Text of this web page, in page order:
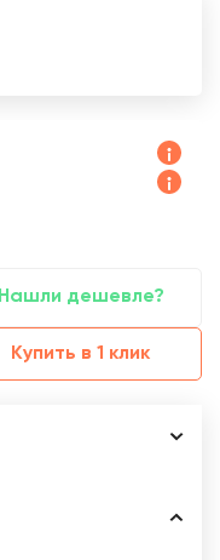
Нашли дешевле?
Купить в 1 клик